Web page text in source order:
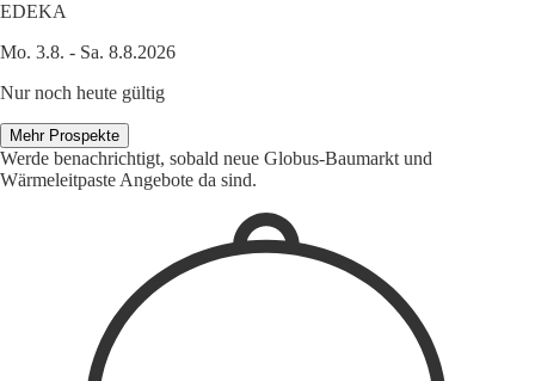
EDEKA
Mo. 3.8. - Sa. 8.8.2026
Nur noch heute gültig
Mehr Prospekte
Werde benachrichtigt, sobald neue Globus-Baumarkt und
Wärmeleitpaste Angebote da sind.